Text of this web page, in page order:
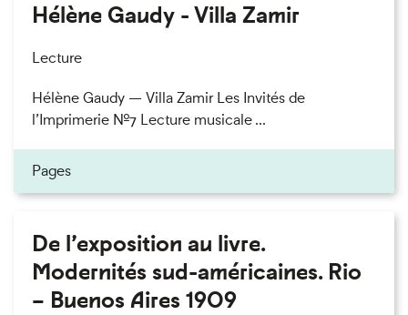
Hélène Gaudy - Villa Zamir
Lecture
Hélène Gaudy — Villa Zamir Les Invités de
l’Imprimerie n°7 Lecture musicale ...
Pages
De l’exposition au livre.
Modernités sud-américaines. Rio
– Buenos Aires 1909